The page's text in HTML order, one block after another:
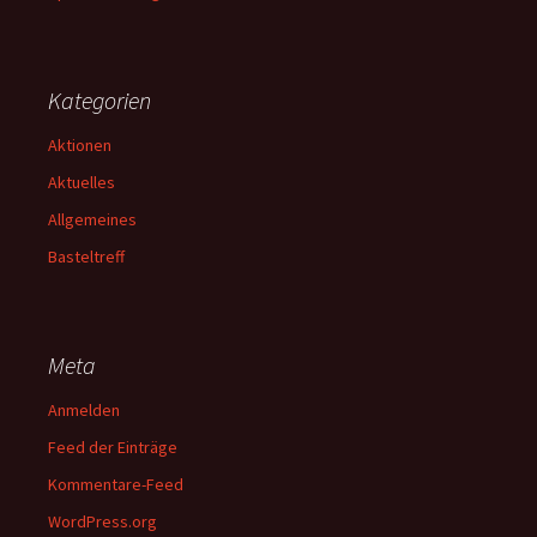
Kategorien
Aktionen
Aktuelles
Allgemeines
Basteltreff
Meta
Anmelden
Feed der Einträge
Kommentare-Feed
WordPress.org